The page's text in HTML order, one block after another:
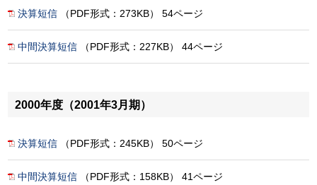
決算短信 （PDF形式：273KB） 54ページ
中間決算短信 （PDF形式：227KB） 44ページ
2000年度（2001年3月期）
決算短信 （PDF形式：245KB） 50ページ
中間決算短信 （PDF形式：158KB） 41ページ